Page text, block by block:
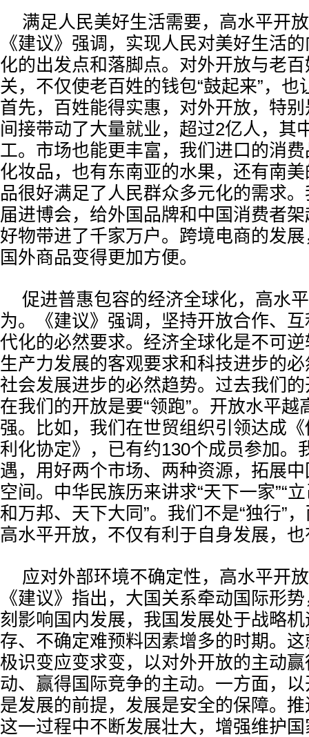
满足人民美好生活需要，高水平开
《建议》强调，实现人民对美好生活
化的出发点和落脚点。对外开放与老
关，不仅使老百姓的钱包“鼓起来”，也
首先，百姓能得实惠，对外开放，特
间接带动了大量就业，超过2亿人，其
工。市场也能更丰富，我们进口的消
化妆品，也有东南亚的水果，还有南
品很好满足了人民群众多元化的需求
届进博会，给外国品牌和中国消费者
好物带进了千家万户。跨境电商的发
国外商品变得更加方便。
促进普惠包容的经济全球化，高水
为。《建议》强调，坚持开放合作、
代化的必然要求。经济全球化是不可
生产力发展的客观要求和科技进步的
社会发展进步的必然趋势。过去我们的
在我们的开放是要“领跑”。开放水平越
强。比如，我们在世贸组织引领达成
利化协定》，已有约130个成员参加。
遇，用好两个市场、两种资源，拓展
空间。中华民族历来讲求“天下一家”“
和万邦、天下大同”。我们不是“独行”
高水平开放，不仅有利于自身发展，
应对外部环境不确定性，高水平开
《建议》指出，大国关系牵动国际形
刻影响国内发展，我国发展处于战略
存、不确定难预料因素增多的时期。
极识变应变求变，以对外开放的主动
动、赢得国际竞争的主动。一方面，
是发展的前提，发展是安全的保障。
这一过程中不断发展壮大，增强维护